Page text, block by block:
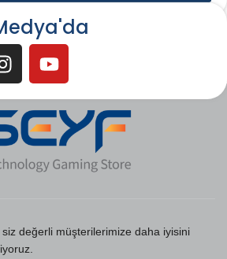
siz değerli müşterilerimize daha iyisini